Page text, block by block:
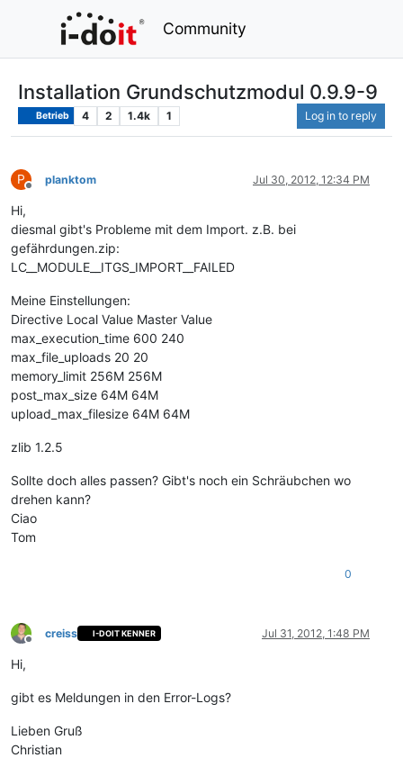
Community
Installation Grundschutzmodul 0.9.9-9
Betrieb 4 2 1.4k 1 Log in to reply
P
Offline
planktom Jul 30, 2012, 12:34 PM
Hi,
diesmal gibt's Probleme mit dem Import. z.B. bei
gefährdungen.zip:
LC__MODULE__ITGS_IMPORT__FAILED
Meine Einstellungen:
Directive Local Value Master Value
max_execution_time 600 240
max_file_uploads 20 20
memory_limit 256M 256M
post_max_size 64M 64M
upload_max_filesize 64M 64M
zlib 1.2.5
Sollte doch alles passen? Gibt's noch ein Schräubchen wo
drehen kann?
Ciao
Tom
0
Offline
creiss I-DOIT KENNER Jul 31, 2012, 1:48 PM
Hi,
gibt es Meldungen in den Error-Logs?
Lieben Gruß
Christian